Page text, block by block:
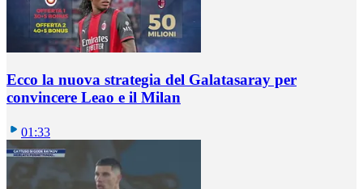
Ecco la nuova strategia del Galatasaray per
convincere Leao e il Milan
01:33